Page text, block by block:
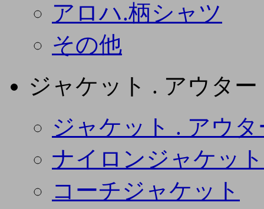
アロハ.柄シャツ
その他
ジャケット . アウター
ジャケット . アウタ
ナイロンジャケット
コーチジャケット